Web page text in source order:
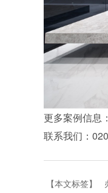
更多案例信息
联系我们：
【本文标签】